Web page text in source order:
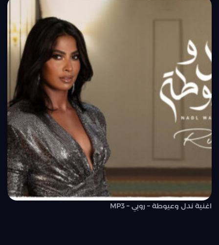
اغنية ندل وعيوطة – روبي – MP3